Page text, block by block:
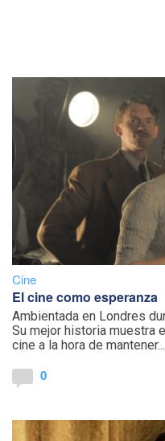
Cine
El cine como esperanza
Ambientada en Londres
Su mejor historia muestra
cine a la hora de mantener...
0